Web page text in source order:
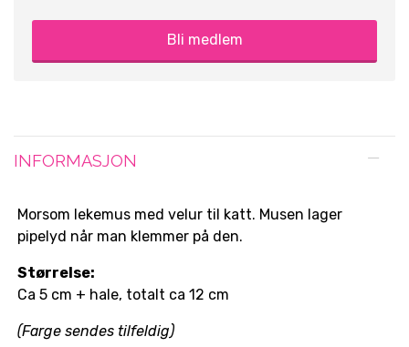
Bli medlem
INFORMASJON
Morsom lekemus med velur til katt. Musen lager
pipelyd når man klemmer på den.
Størrelse:
Ca 5 cm + hale, totalt ca 12 cm
(Farge sendes tilfeldig)